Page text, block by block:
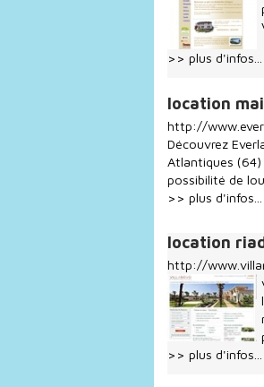
>> plus d'infos...
location
http://
Découvrez
Atlantiques (64)
possibilité de
>> plus d'infos...
location
http://
>> plus d'infos...